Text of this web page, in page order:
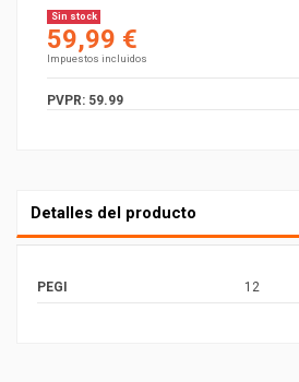
Sin stock
59,99 €
Impuestos incluidos
PVPR: 59.99
Detalles del producto
PEGI 12